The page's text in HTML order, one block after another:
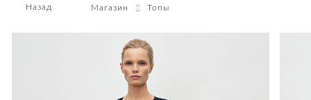
Магазин Топы
Назад